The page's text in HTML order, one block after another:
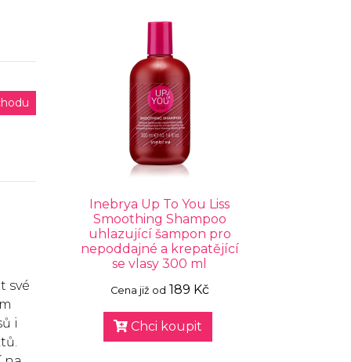
své
i
Inebrya Up To You Liss
Smoothing Shampoo
uhlazující šampon pro
nepoddajné a krepatějící
se vlasy 300 ml
Cena již od 189 Kč
Chci koupit